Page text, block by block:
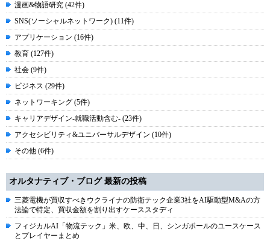
漫画&物語研究 (42件)
SNS(ソーシャルネットワーク) (11件)
アプリケーション (16件)
教育 (127件)
社会 (9件)
ビジネス (29件)
ネットワーキング (5件)
キャリアデザイン-就職活動含む- (23件)
アクセシビリティ&ユニバーサルデザイン (10件)
その他 (6件)
オルタナティブ・ブログ 最新の投稿
三菱電機が買収すべきウクライナの防衛テック企業3社をAI駆動型M&Aの方
法論で特定、買収金額を割り出すケーススタディ
フィジカルAI「物流テック」米、欧、中、日、シンガポールのユースケース
とプレイヤーまとめ